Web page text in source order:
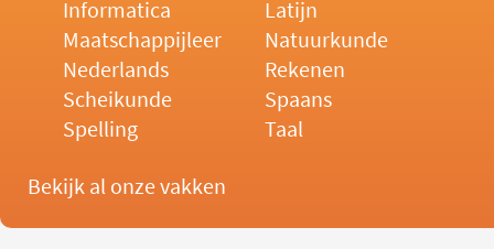
Informatica
Latijn
Maatschappijleer
Natuurkunde
Nederlands
Rekenen
Scheikunde
Spaans
Spelling
Taal
Bekijk al onze vakken